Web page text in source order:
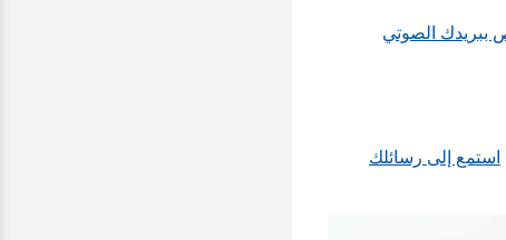
استمع إلى رسائلك